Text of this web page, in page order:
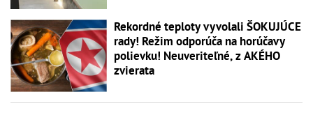
Rekordné teploty vyvolali ŠOKUJÚCE
rady! Režim odporúča na horúčavy
polievku! Neuveriteľné, z AKÉHO
zvierata